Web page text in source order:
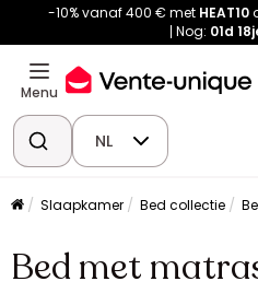
-10% vanaf 400 € met HEAT10
Nog: 01d
Menu
NL
Slaapkamer Bed collectie
Bed met